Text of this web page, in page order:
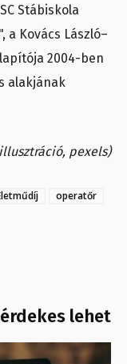
Stábiskola
a Kovács László–
2004-ben
alakjának
pexels)
operatőr
érdekes lehet